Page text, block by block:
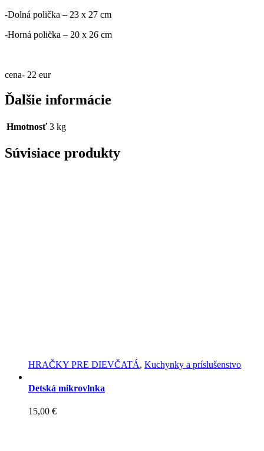
-Dolná polička – 23 x 27 cm
-Horná polička – 20 x 26 cm
cena- 22 eur
Ďalšie informácie
Hmotnosť 3 kg
Súvisiace produkty
HRAČKY PRE DIEVČATÁ, Kuchynky a príslušenstvo
Detská mikrovlnka
15,00 €